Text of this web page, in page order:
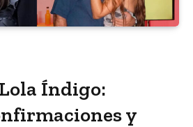
Índigo:
y